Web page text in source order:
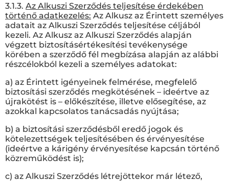
3.1.3. Az Alkuszi Szerződés teljesítése érdekében
történő adatkezelés: Az Alkusz az Érintett személyes
adatait az Alkuszi Szerződés teljesítése céljából
kezeli. Az Alkusz az Alkuszi Szerződés alapján
végzett biztosításértékesítési tevékenysége
körében a szerződő fél megbízása alapján az alábbi
részcélokból kezeli a személyes adatokat:
a) az Érintett igényeinek felmérése, megfelelő
biztosítási szerződés megkötésének – ideértve az
újrakötést is – előkészítése, illetve elősegítése, az
azokkal kapcsolatos tanácsadás nyújtása;
b) a biztosítási szerződésből eredő jogok és
kötelezettségek teljesítésében és érvényesítése
(ideértve a kárigény érvényesítése kapcsán történő
közreműködést is);
c) az Alkuszi Szerződés létrejöttekor már létező,